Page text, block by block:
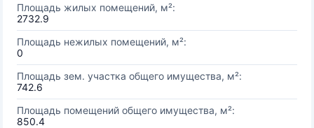
Площадь жилых помещений, м²:
2732.9
Площадь нежилых помещений, м²:
0
Площадь зем. участка общего имущества, м²:
742.6
Площадь помещений общего имущества, м²:
850.4